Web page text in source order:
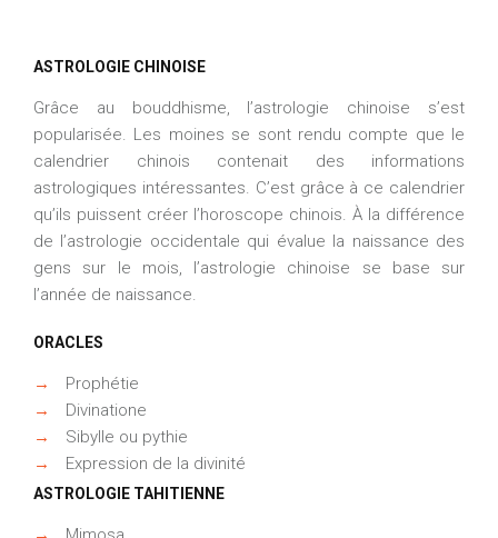
ASTROLOGIE CHINOISE
Grâce au bouddhisme, l’astrologie chinoise s’est
popularisée. Les moines se sont rendu compte que le
calendrier chinois contenait des informations
astrologiques intéressantes. C’est grâce à ce calendrier
qu’ils puissent créer l’horoscope chinois. À la différence
de l’astrologie occidentale qui évalue la naissance des
gens sur le mois, l’astrologie chinoise se base sur
l’année de naissance.
ORACLES
→
Prophétie
→
Divinatione
→
Sibylle ou pythie
→
Expression de la divinité
ASTROLOGIE TAHITIENNE